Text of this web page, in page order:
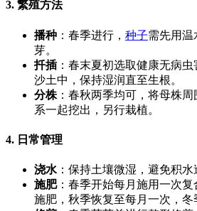
3. 繁殖方法
播种 ：春季进行， 种子需先用温
芽。
扦插：春末夏初选取健康无病虫
沙土中，保持湿润直至生根。
分株 ：春秋两季均可，将母株
系一起挖出，另行栽植。
4. 日常管理
浇水 ：保持土壤微湿，避免积水
施肥：春季开始每月施用一次
施肥，秋季恢复至每月一次，冬